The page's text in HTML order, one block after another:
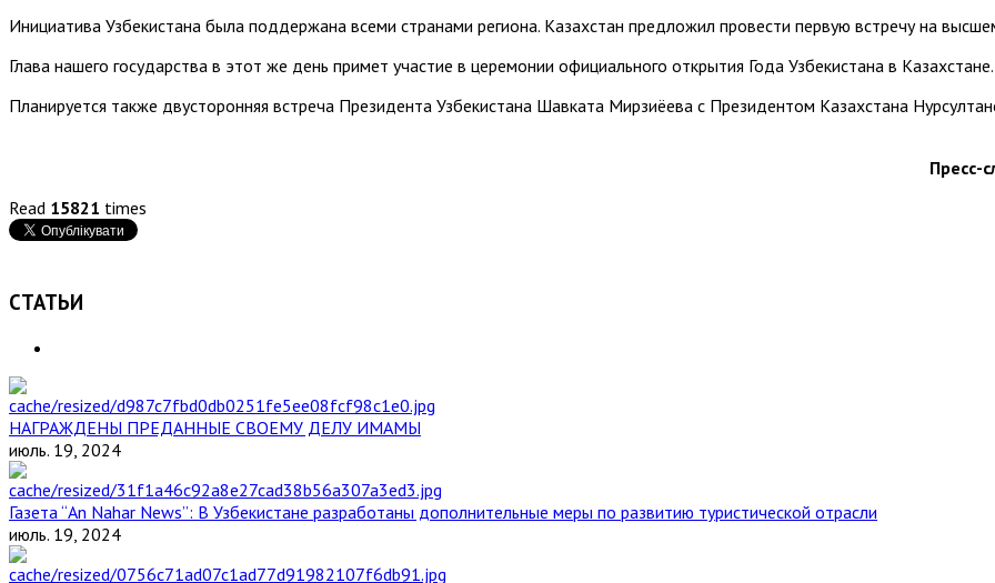
Инициатива Узбекистана была поддержана всеми странами региона. Казахстан предложил провести первую встречу на
Глава нашего государства в этот же день примет участие в церемонии официального открытия Года Узбекистана в Казахстане.
Планируется также двусторонняя встреча Президента Узбекистана Шавката Мирзиёева с Президентом Казахстана
Пресс-
Read 15821 times
СТАТЬИ
НАГРАЖДЕНЫ ПРЕДАННЫЕ СВОЕМУ ДЕЛУ ИМАМЫ
июль. 19, 2024
Газета “An Nahar News”: В Узбекистане разработаны дополнительные меры по развитию туристической отрасли
июль. 19, 2024